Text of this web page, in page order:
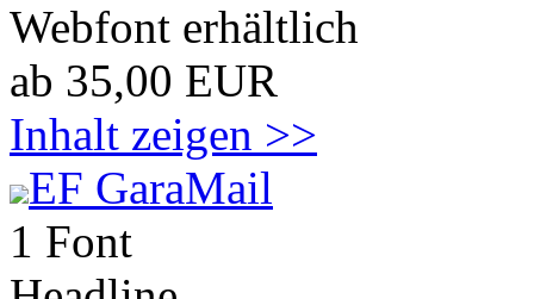
Webfont erhältlich
ab 35,00 EUR
Inhalt zeigen >>
EF GaraMail
1 Font